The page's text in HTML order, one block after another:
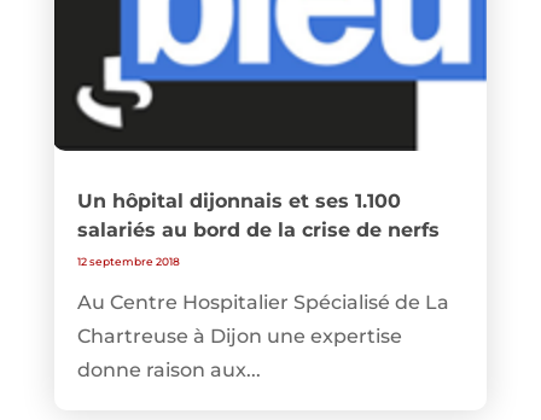
Un hôpital dijonnais et ses 1.100
salariés au bord de la crise de nerfs
12 septembre 2018
Au Centre Hospitalier Spécialisé de La
Chartreuse à Dijon une expertise
donne raison aux...